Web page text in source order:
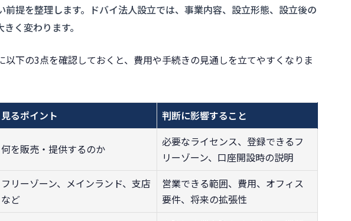
提を整理します。ドバイ法人設立では、事業内容、設立形態、設立後の
く変わります。
以下の3点を確認しておくと、費用や手続きの見通しを立てやすくなりま
見るポイント 判断に影響すること
何を販売・提供するのか
必要なライセンス、登録できるフ
リーゾーン、口座開設時の説明
フリーゾーン、メインランド、支店
など
営業できる範囲、費用、オフィス
要件、将来の拡張性